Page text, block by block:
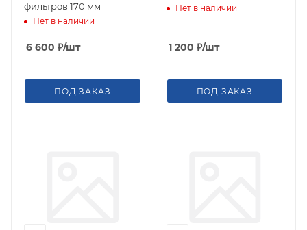
фильтров 170 мм
Нет в наличии
6 600 ₽/шт
ПОД ЗАКАЗ
Нет в наличии
1 200 ₽/шт
ПОД ЗАКАЗ